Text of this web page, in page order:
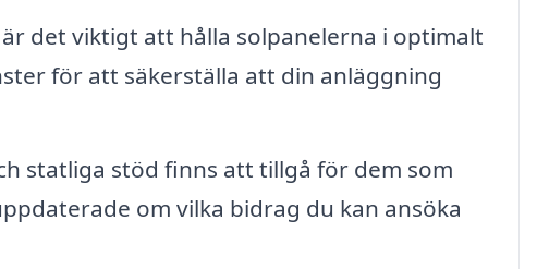
det viktigt att hålla solpanelerna i optimalt
för att säkerställa att din anläggning
statliga stöd finns att tillgå för dem som
om vilka bidrag du kan ansöka